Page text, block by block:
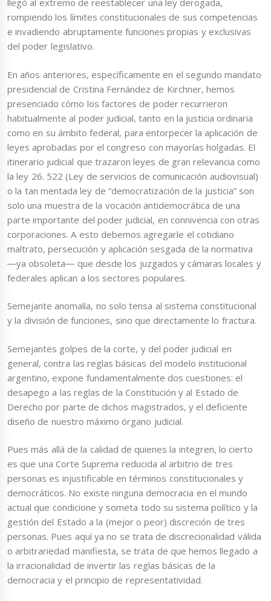
llegó al extremo de reestablecer una ley derogada,
rompiendo los límites constitucionales de sus competencias
e invadiendo abruptamente funciones propias y exclusivas
del poder legislativo.
En años anteriores, específicamente en el segundo mandato
presidencial de Cristina Fernández de Kirchner, hemos
presenciado cómo los factores de poder recurrieron
habitualmente al poder judicial, tanto en la justicia ordinaria
como en su ámbito federal, para entorpecer la aplicación de
leyes aprobadas por el congreso con mayorías holgadas. El
itinerario judicial que trazaron leyes de gran relevancia como
la ley 26. 522 (Ley de servicios de comunicación audiovisual)
o la tan mentada ley de “democratización de la justicia” son
solo una muestra de la vocación antidemocrática de una
parte importante del poder judicial, en connivencia con otras
corporaciones. A esto debemos agregarle el cotidiano
maltrato, persecución y aplicación sesgada de la normativa
―ya obsoleta― que desde los juzgados y cámaras locales y
federales aplican a los sectores populares.
Semejante anomalía, no solo tensa al sistema constitucional
y la división de funciones, sino que directamente lo fractura.
Semejantes golpes de la corte, y del poder judicial en
general, contra las reglas básicas del modelo institucional
argentino, expone fundamentalmente dos cuestiones: el
desapego a las reglas de la Constitución y al Estado de
Derecho por parte de dichos magistrados, y el deficiente
diseño de nuestro máximo órgano judicial.
Pues más allá de la calidad de quienes la integren, lo cierto
es que una Corte Suprema reducida al arbitrio de tres
personas es injustificable en términos constitucionales y
democráticos. No existe ninguna democracia en el mundo
actual que condicione y someta todo su sistema político y la
gestión del Estado a la (mejor o peor) discreción de tres
personas. Pues aquí ya no se trata de discrecionalidad válida
o arbitrariedad manifiesta, se trata de que hemos llegado a
la irracionalidad de invertir las reglas básicas de la
democracia y el principio de representatividad.